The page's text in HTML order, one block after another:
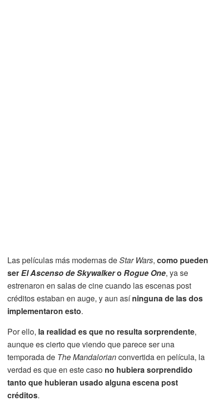
Las películas más modernas deStar Wars, como pueden
serEl Ascenso de Skywalkero Rogue One, ya se
estrenaron en salas de cine cuando las escenas post
créditos estaban en auge, y aun asíninguna de las dos
implementaron esto.
Por ello, la realidad es que no resulta sorprendente,
aunque es cierto que viendo que parece ser una
temporada de The Mandalorianconvertida en película, la
verdad es que en este caso no hubiera sorprendido
tanto que hubieran usado alguna escena post
créditos.